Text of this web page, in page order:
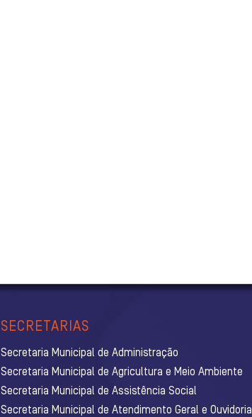
SECRETARIAS
Secretaria Municipal de Administração
Secretaria Municipal de Agricultura e Meio Ambiente
Secretaria Municipal de Assistência Social
Secretaria Municipal de Atendimento Geral e Ouvidoria